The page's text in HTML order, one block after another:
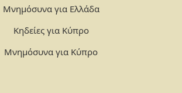
Μνημόσυνα για Ελλάδα
Κηδείες για Κύπρο
Μνημόσυνα για Κύπρο